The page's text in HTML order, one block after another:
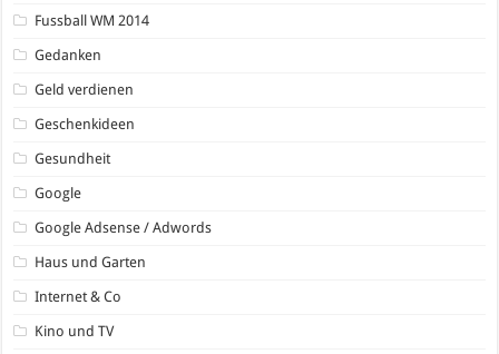
Fussball WM 2014
Gedanken
Geld verdienen
Geschenkideen
Gesundheit
Google
Google Adsense / Adwords
Haus und Garten
Internet & Co
Kino und TV